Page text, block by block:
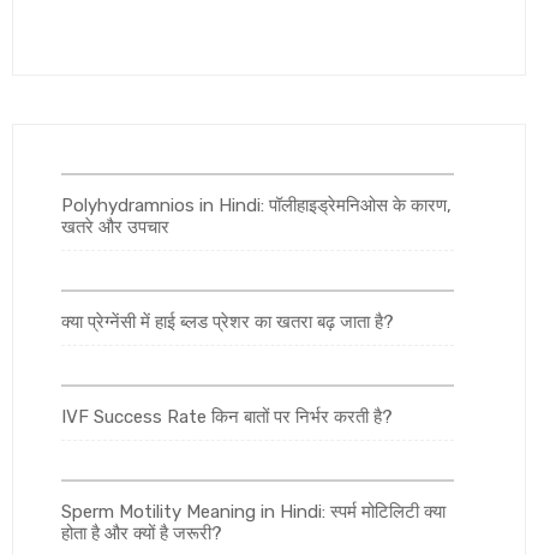
Polyhydramnios in Hindi: पॉलीहाइड्रेमनिओस के कारण,
खतरे और उपचार
क्या प्रेग्नेंसी में हाई ब्लड प्रेशर का खतरा बढ़ जाता है?
IVF Success Rate किन बातों पर निर्भर करती है?
Sperm Motility Meaning in Hindi: स्पर्म मोटिलिटी क्या
होता है और क्यों है जरूरी?